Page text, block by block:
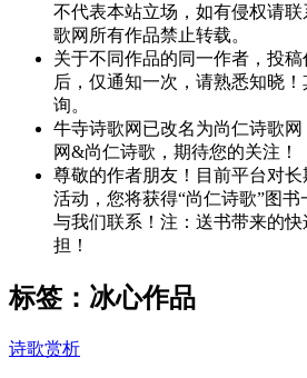
不代表本站立场，如有侵权请
歌网所有作品禁止转载。
关于不同作品的同一作者，投
后，仅通知一次，请熟悉知晓
询。
牛寺诗歌网已改名为尚仁诗歌
网&尚仁诗歌，期待您的关注！
尊敬的作者朋友！目前平台对
活动，您将获得“尚仁诗歌”图
与我们联系！注：送书带来的
担！
标签：冰心作品
诗歌赏析